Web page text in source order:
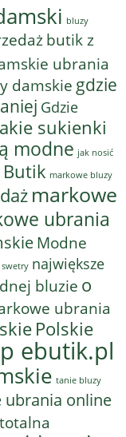
bluzy
butik z
ubrania
damskie gdzie
Gdzie
sukienki
modne jak nosić
markowe bluzy
markowe
ubrania
Modne
największe
bluzie o
ubrania
Polskie
ebutik.pl
tanie bluzy
online
totalna